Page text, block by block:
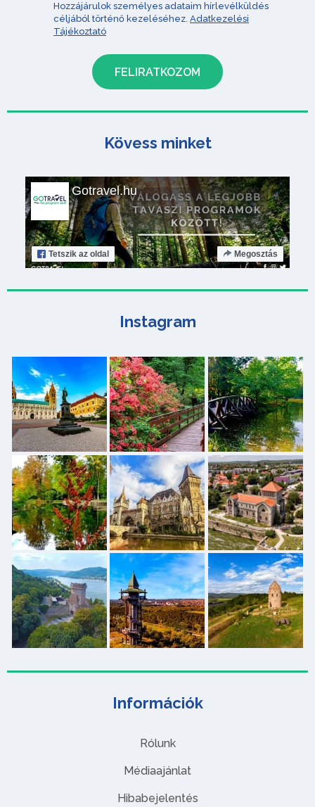
Információk
Rólunk
Médiaajánlat
Hibabejelentés
Hozzájárulok személyes adataim hírlevélküldés
céljából történő kezeléséhez. Adatkezelési
Tájékoztató
Kövess minket
Gotravel.hu
Tetszik az oldal Megosztás
Instagram